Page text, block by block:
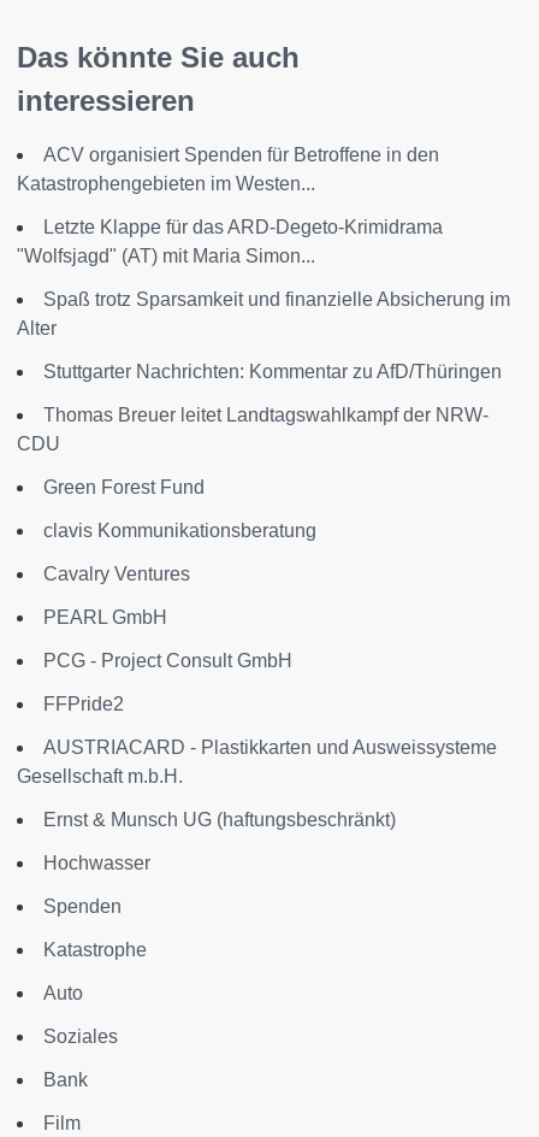
Das könnte Sie auch
interessieren
ACV organisiert Spenden für Betroffene in den
Katastrophengebieten im Westen...
Letzte Klappe für das ARD-Degeto-Krimidrama
"Wolfsjagd" (AT) mit Maria Simon...
Spaß trotz Sparsamkeit und finanzielle Absicherung im
Alter
Stuttgarter Nachrichten: Kommentar zu AfD/Thüringen
Thomas Breuer leitet Landtagswahlkampf der NRW-
CDU
Green Forest Fund
clavis Kommunikationsberatung
Cavalry Ventures
PEARL GmbH
PCG - Project Consult GmbH
FFPride2
AUSTRIACARD - Plastikkarten und Ausweissysteme
Gesellschaft m.b.H.
Ernst & Munsch UG (haftungsbeschränkt)
Hochwasser
Spenden
Katastrophe
Auto
Soziales
Bank
Film